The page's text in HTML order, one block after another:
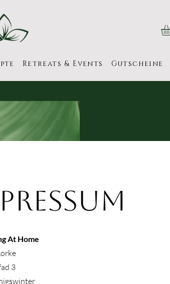
Retreats & Events Gutscheine
At Home
3